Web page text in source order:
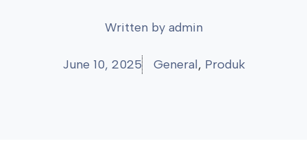
Written by admin
June 10, 2025 General, Produk